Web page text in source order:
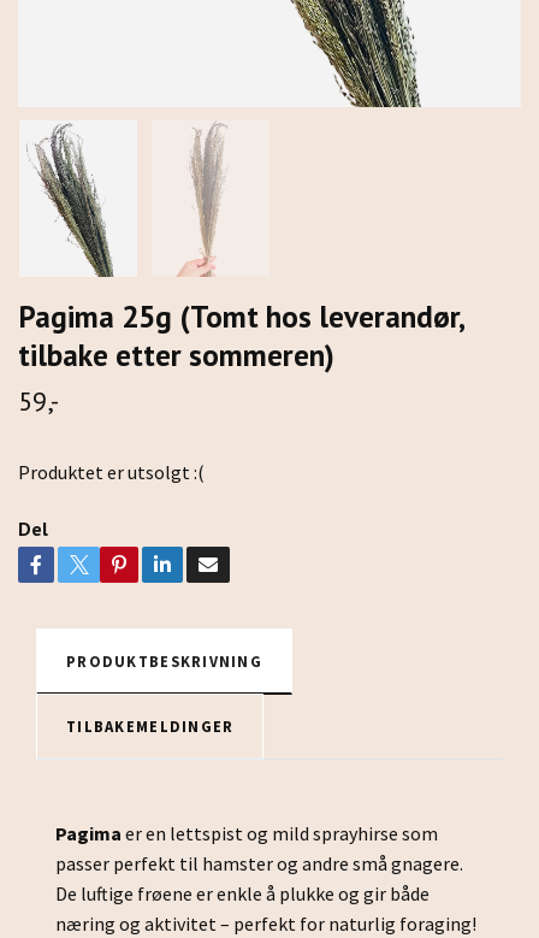
Pagima 25g (Tomt hos leverandør,
tilbake etter sommeren)
59,-
Produktet er utsolgt :(
Del
PRODUKTBESKRIVNING
TILBAKEMELDINGER
Pagima er en lettspist og mild sprayhirse som
passer perfekt til hamster og andre små gnagere.
De luftige frøene er enkle å plukke og gir både
næring og aktivitet – perfekt for naturlig foraging!